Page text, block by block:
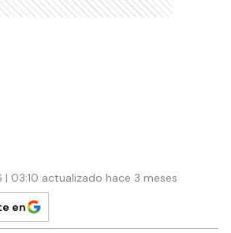
| 03:10 actualizado hace 3 meses
en